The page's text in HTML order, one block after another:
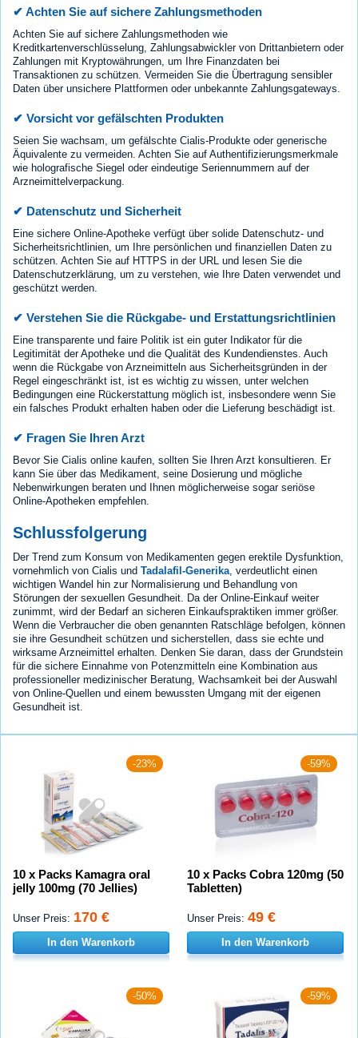
✔ Achten Sie auf sichere Zahlungsmethoden
Achten Sie auf sichere Zahlungsmethoden wie
Kreditkartenverschlüsselung, Zahlungsabwickler von Drittanbietern oder
Zahlungen mit Kryptowährungen, um Ihre Finanzdaten bei
Transaktionen zu schützen. Vermeiden Sie die Übertragung sensibler
Daten über unsichere Plattformen oder unbekannte Zahlungsgateways.
✔ Vorsicht vor gefälschten Produkten
Seien Sie wachsam, um gefälschte Cialis-Produkte oder generische
Äquivalente zu vermeiden. Achten Sie auf Authentifizierungsmerkmale
wie holografische Siegel oder eindeutige Seriennummern auf der
Arzneimittelverpackung.
✔ Datenschutz und Sicherheit
Eine sichere Online-Apotheke verfügt über solide Datenschutz- und
Sicherheitsrichtlinien, um Ihre persönlichen und finanziellen Daten zu
schützen. Achten Sie auf HTTPS in der URL und lesen Sie die
Datenschutzerklärung, um zu verstehen, wie Ihre Daten verwendet und
geschützt werden.
✔ Verstehen Sie die Rückgabe- und Erstattungsrichtlinien
Eine transparente und faire Politik ist ein guter Indikator für die
Legitimität der Apotheke und die Qualität des Kundendienstes. Auch
wenn die Rückgabe von Arzneimitteln aus Sicherheitsgründen in der
Regel eingeschränkt ist, ist es wichtig zu wissen, unter welchen
Bedingungen eine Rückerstattung möglich ist, insbesondere wenn Sie
ein falsches Produkt erhalten haben oder die Lieferung beschädigt ist.
✔ Fragen Sie Ihren Arzt
Bevor Sie Cialis online kaufen, sollten Sie Ihren Arzt konsultieren. Er
kann Sie über das Medikament, seine Dosierung und mögliche
Nebenwirkungen beraten und Ihnen möglicherweise sogar seriöse
Online-Apotheken empfehlen.
Schlussfolgerung
Der Trend zum Konsum von Medikamenten gegen erektile Dysfunktion,
vornehmlich von Cialis und Tadalafil-Generika , verdeutlicht einen
wichtigen Wandel hin zur Normalisierung und Behandlung von
Störungen der sexuellen Gesundheit. Da der Online-Einkauf weiter
zunimmt, wird der Bedarf an sicheren Einkaufspraktiken immer größer.
Wenn die Verbraucher die oben genannten Ratschläge befolgen, können
sie ihre Gesundheit schützen und sicherstellen, dass sie echte und
wirksame Arzneimittel erhalten. Denken Sie daran, dass der Grundstein
für die sichere Einnahme von Potenzmitteln eine Kombination aus
professioneller medizinischer Beratung, Wachsamkeit bei der Auswahl
von Online-Quellen und einem bewussten Umgang mit der eigenen
Gesundheit ist.
-23%
10 x Packs Kamagra oral
jelly 100mg (70 Jellies)
Unser Preis: 170 €
In den Warenkorb
-59%
10 x Packs Cobra 120mg (50
Tabletten)
Unser Preis: 49 €
In den Warenkorb
-50% -59%